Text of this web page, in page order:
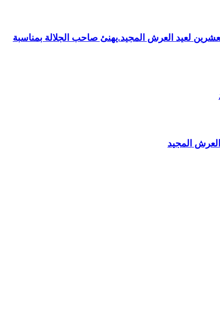
لعيد العرش المجيد.يهنئ صاحب الجلالة بمناسبة